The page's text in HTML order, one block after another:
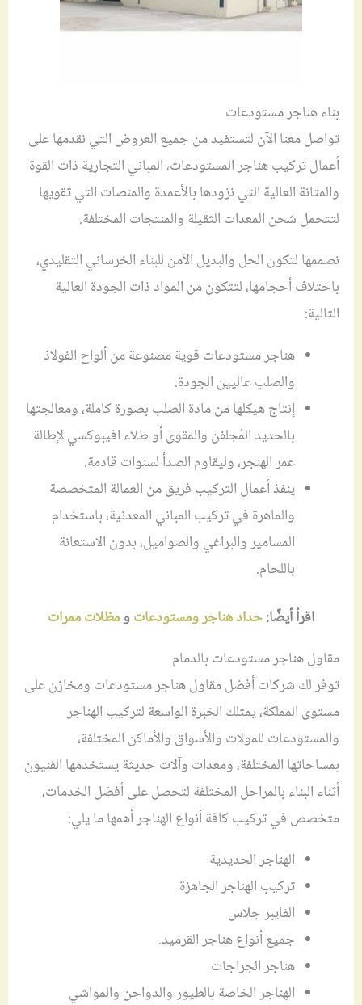
بناء هناجر مستودعات
تواصل معنا الآن لتستفيد من جميع العروض التي نقدمها على
أعمال تركيب هناجر المستودعات، المباني التجارية ذات القوة
والمتانة العالية التي نزودها بالأعمدة والمنصات التي تقويها
لتتحمل شحن المعدات الثقيلة والمنتجات المختلفة.
نصممها لتكون الحل والبديل الآمن للبناء الخرساني التقليدي،
باختلاف أحجامها، لتتكون من المواد ذات الجودة العالية
التالية:
هناجر مستودعات قوية مصنوعة من ألواح الفولاذ
والصلب عاليين الجودة.
إنتاج هيكلها من مادة الصلب بصورة كاملة، ومعالجتها
بالحديد المُجلفن والمقوى أو طلاء افيبوكسي لإطالة
عمر الهنجر، وليقاوم الصدأ لسنوات قادمة.
ينفذ أعمال التركيب فريق من العمالة المتخصصة
والماهرة في تركيب المباني المعدنية، باستخدام
المسامير والبراغي والصواميل، بدون الاستعانة
باللحام.
اقرأ أيضًا:حداد هناجر ومستودعاتومظلات ممرات
مقاول هناجر مستودعات بالدمام
توفر لك شركات أفضل مقاول هناجر مستودعات ومخازن على
مستوى المملكة، يمتلك الخبرة الواسعة لتركيب الهناجر
والمستودعات للمولات والأسواق والأماكن المختلفة،
بمساحاتها المختلفة، ومعدات وآلات حديثة يستخدمها الفنيون
أثناء البناء بالمراحل المختلفة لتحصل على أفضل الخدمات،
متخصص في تركيب كافة أنواع الهناجر أهمها ما يلي:
الهناجر الحديدية
تركيب الهناجر الجاهزة
الفايبر جلاس
جميع أنواع هناجر القرميد.
هناجر الجراجات
الهناجر الخاصة بالطيور والدواجن والمواشي